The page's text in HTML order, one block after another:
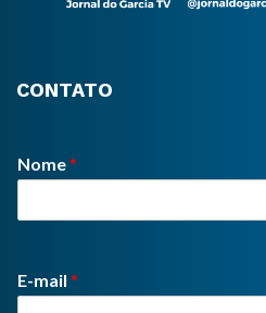
CONTATO
Nome*
E-mail *